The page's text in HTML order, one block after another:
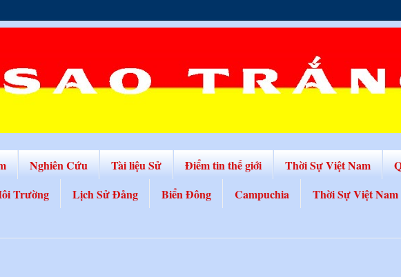
Nghiên Cứu Tài liệu Sử Điểm tin thế giới Thời Sự Việt Nam
Trường Lịch Sử Đảng Biển Đông Campuchia Thời Sự Việt Nam